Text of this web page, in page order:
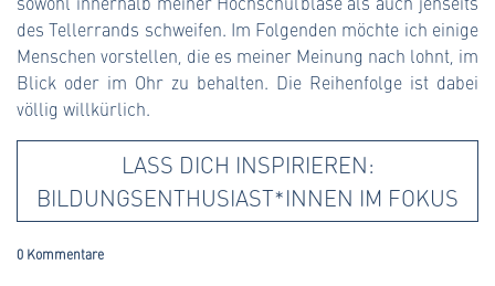
des Tellerrands schweifen. Im Folgenden möchte ich einige
Menschen vorstellen, die es meiner Meinung nach lohnt, im
Blick oder im Ohr zu behalten. Die Reihenfolge ist dabei
völlig willkürlich.
LASS DICH INSPIRIEREN:
BILDUNGSENTHUSIAST*INNEN IM FOKUS
0 Kommentare